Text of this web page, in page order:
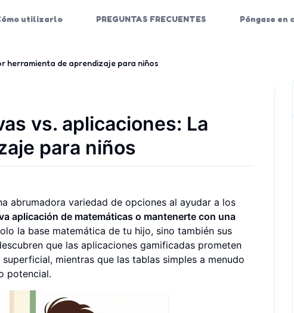
utilizarlo PREGUNTAS FRECUENTES Póngase en
herramienta de aprendizaje para niños
vs. aplicaciones: La
para niños
abrumadora variedad de opciones al ayudar a los
aplicación de matemáticas o mantenerte con una
la base matemática de tu hijo, sino también sus
que las aplicaciones gamificadas prometen
mientras que las tablas simples a menudo
potencial.